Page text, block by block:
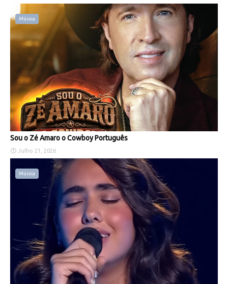
Música
Sou o Zé Amaro o Cowboy Português
Julho 21, 2026
Música